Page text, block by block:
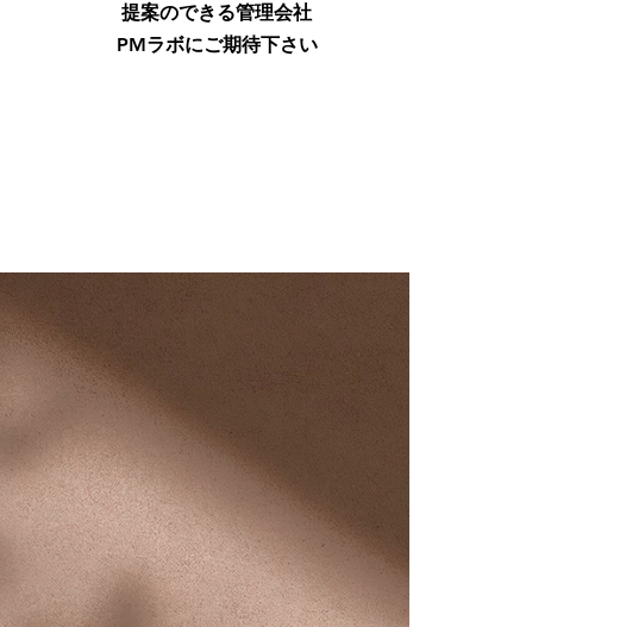
提案のできる管理会社
PMラボにご期待下さい